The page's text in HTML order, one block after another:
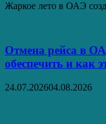
Жаркое лето в ОАЭ
Отмена рейса в
обеспечить и как
24.07.202604.08.2026